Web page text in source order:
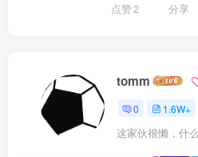
点赞2 分享
tomm
0 1.6W+
这家伙很懒，什